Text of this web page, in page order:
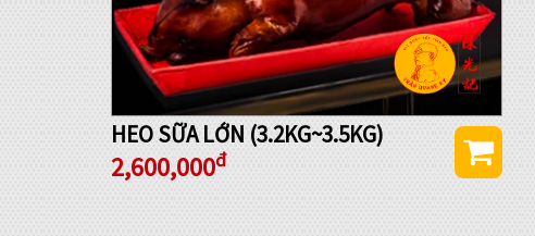
HEO SỮA LỚN (3.2KG~3.5KG)
2,600,000đ